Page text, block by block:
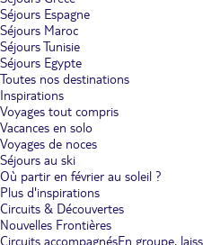
Séjours Espagne
Séjours Maroc
Séjours Tunisie
Séjours Egypte
Toutes nos destinations
Inspirations
Voyages tout compris
Vacances en solo
Voyages de noces
Séjours au ski
Où partir en février au soleil ?
Plus d'inspirations
Circuits & Découvertes
Nouvelles Frontières
Circuits accompagnésEn groupe,